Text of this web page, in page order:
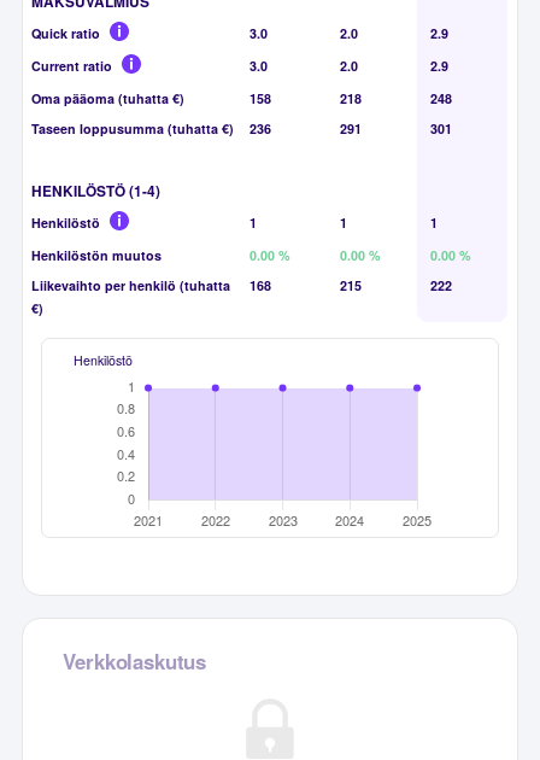
Quick ratio 3.0 2.0
2.9
Current ratio
3.0 2.0
2.9
Oma pääoma (tuhatta €)
158 218
248
Taseen loppusumma (tuhatta €)
236 291 301
HENKILÖSTÖ (1-4)
Henkilöstö 1 1
1
Henkilöstön muutos
0.00 % 0.00 %
0.00 %
Liikevaihto per henkilö (tuhatta
€)
168 215 222
Henkilöstö
Verkkolaskutus